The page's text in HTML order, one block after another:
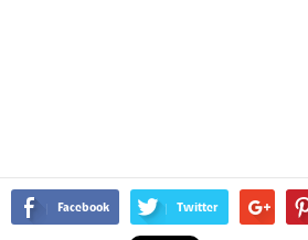
Facebook Twitter